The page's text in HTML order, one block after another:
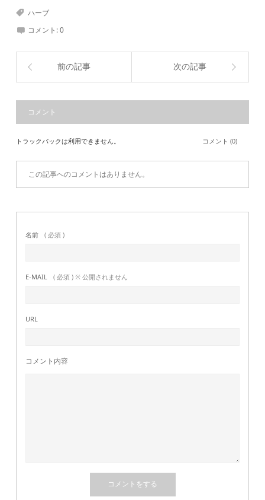
ハーブ
コメント:0
前の記事 次の記事
コメント
トラックバックは利用できません。 コメント (0)
この記事へのコメントはありません。
名前 ( 必須 )
E-MAIL ( 必須 ) ※ 公開されません
URL
コメント内容